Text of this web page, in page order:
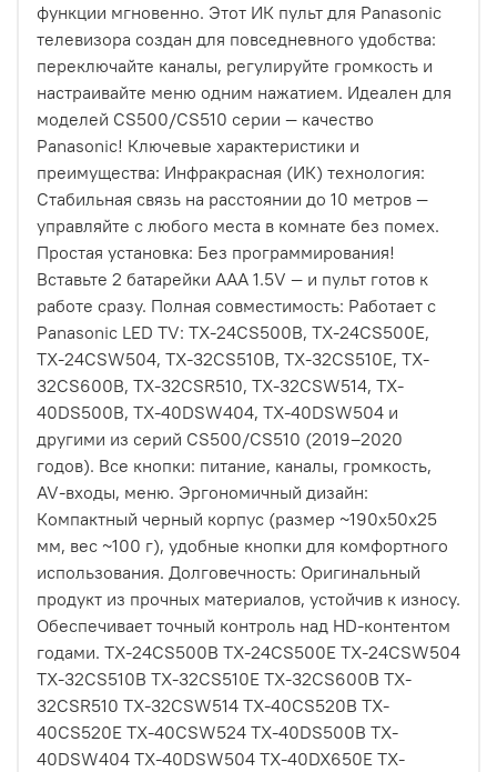
функции мгновенно. Этот ИК пульт для Panasonic
телевизора создан для повседневного удобства:
переключайте каналы, регулируйте громкость и
настраивайте меню одним нажатием. Идеален для
моделей CS500/CS510 серии — качество
Panasoniс! Ключевые характеристики и
преимущества: Инфракрасная (ИК) технология:
Стабильная связь на расстоянии до 10 метров —
управляйте с любого места в комнате без помех.
Простая установка: Без программирования!
Вставьте 2 батарейки AAA 1.5V — и пульт готов к
работе сразу. Полная совместимость: Работает с
Panasonic LED TV: TX-24CS500B, TX-24CS500E,
TX-24CSW504, TX-32CS510B, TX-32CS510E, TX-
32CS600B, TX-32CSR510, TX-32CSW514, TX-
40DS500B, TX-40DSW404, TX-40DSW504 и
другими из серий CS500/CS510 (2019–2020
годов). Все кнопки: питание, каналы, громкость,
AV-входы, меню. Эргономичный дизайн:
Компактный черный корпус (размер ~190x50x25
мм, вес ~100 г), удобные кнопки для комфортного
использования. Долговечность: Оригинальный
продукт из прочных материалов, устойчив к износу.
Обеспечивает точный контроль над HD-контентом
годами. TX-24CS500B TX-24CS500E TX-24CSW504
TX-32CS510B TX-32CS510E TX-32CS600B TX-
32CSR510 TX-32CSW514 TX-40CS520B TX-
40CS520E TX-40CSW524 TX-40DS500B TX-
40DSW404 TX-40DSW504 TX-40DX650E TX-